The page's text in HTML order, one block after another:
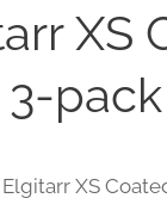
XS
3-pack
XS